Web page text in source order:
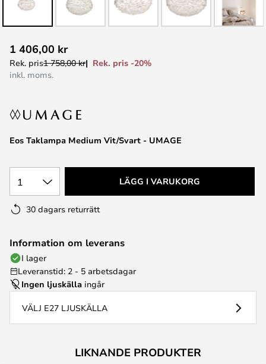
till
början
Eos Taklampa Medium Vit/Svart - UMAGE
1 406,00 kr
Rek. pris1 758,00 kr
Rek. pris -20%
inkl. moms.
1 LÄGG I VARUKORG
30 dagars returrätt
Information om leverans
I lager
Leveranstid: 2 - 5 arbetsdagar
Ingen ljuskälla ingår
VÄLJ E27 LJUSKÄLLA
LIKNANDE PRODUKTER